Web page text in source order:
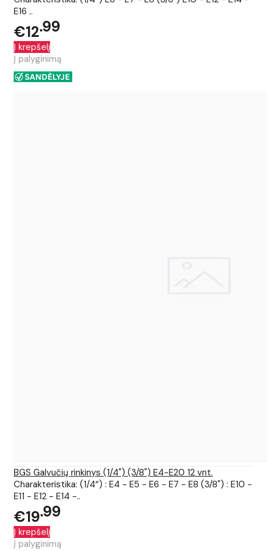
E16 ..
€12 99
Į krepšelį
Į palyginimą
BGS Galvučių rinkinys (1/4") (3/8") E4-E20 12 vnt.
Charakteristika: (1/4“) : E4 - E5 - E6 - E7 - E8 (3/8") : E10 -
E11 - E12 - E14 -..
€19 99
Į krepšelį
Į palyginimą